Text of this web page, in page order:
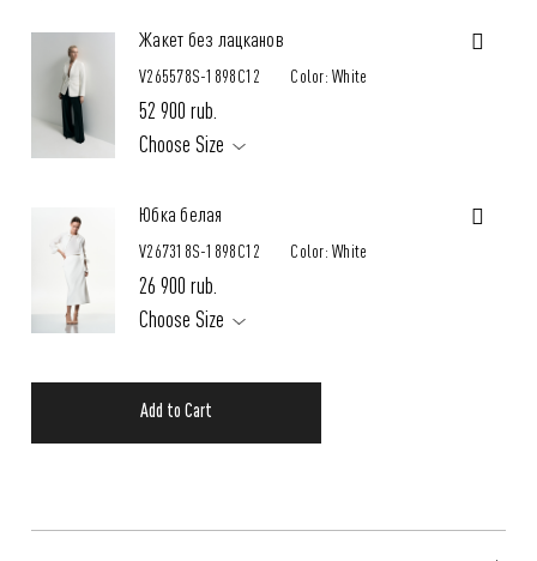
Жакет без лацканов
V265578S-1898C12 Color: White
52 900 rub.
Choose Size
Юбка белая
V267318S-1898C12 Color: White
26 900 rub.
Choose Size
Add to Cart